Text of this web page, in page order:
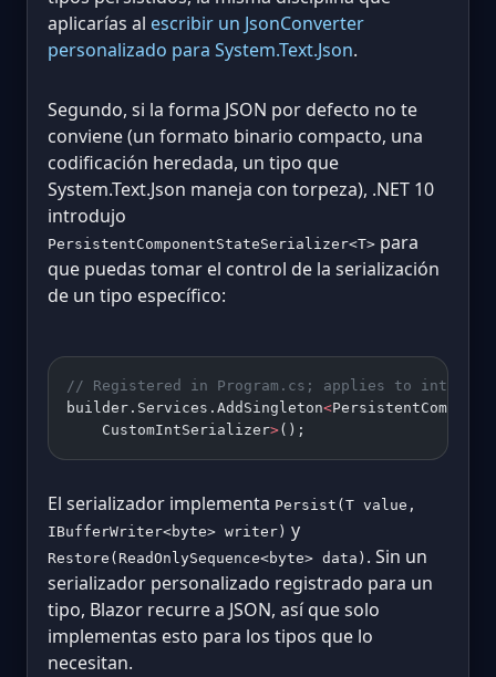
aplicarías al escribir un JsonConverter
personalizado para System.Text.Json.
Segundo, si la forma JSON por defecto no te
conviene (un formato binario compacto, una
codificación heredada, un tipo que
System.Text.Json maneja con torpeza), .NET 10
introdujo
PersistentComponentStateSerializer<T> para
que puedas tomar el control de la serialización
de un tipo específico:
// Registered in Program.cs; applies to int?
builder.Services.AddSingleton<
    CustomIntSerializer
>();
El serializador implementa Persist(T value,
IBufferWriter<byte> writer) y
Restore(ReadOnlySequence<byte> data) . Sin un
serializador personalizado registrado para un
tipo, Blazor recurre a JSON, así que solo
implementas esto para los tipos que lo
necesitan.